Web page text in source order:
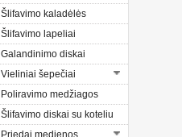
Šlifavimo kaladėlės
Šlifavimo lapeliai
Galandinimo diskai
Vieliniai šepečiai
Poliravimo medžiagos
Šlifavimo diskai su koteliu
Priedai medienos